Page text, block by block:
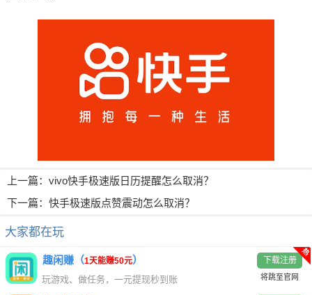
上一篇： vivo快手极速版日历提醒怎么取消？
下一篇： 快手极速版点赞震动怎么取消？
大家都在玩
趣闲赚（1天能赚50元）
玩游戏、做任务，一元提现秒到账
下载注册
将跳至官网
热